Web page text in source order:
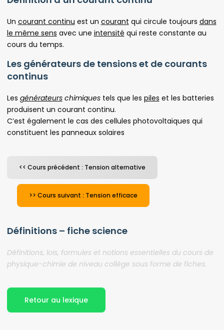
Un courant continu est un courant qui circule toujours dans
le même sens avec une intensité qui reste constante au
cours du temps.
Les générateurs de tensions et de courants
continus
Les générateurschimiquestels que les piles et les batteries
produisent un courant continu.
C’est également le cas des cellules photovoltaïques qui
constituent les panneaux solaires
<< Cours précédent : Tension alternative
>> Cours suivant : Tension efficace
Définitions – fiche science
Définitions, lois, formules et notions essentielles du cours de
physique-chimie de niveau collège sous forme de fiches.
Retour au lexique